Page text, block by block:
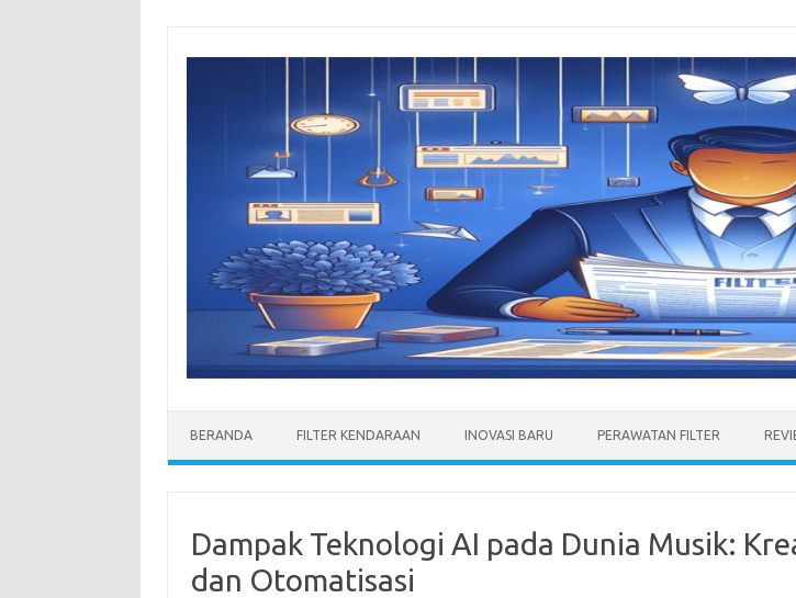
BERANDA FILTER KENDARAAN INOVASI BARU PERAWATAN FILTER
Dampak Teknologi AI pada Dunia Musik:
dan Otomatisasi